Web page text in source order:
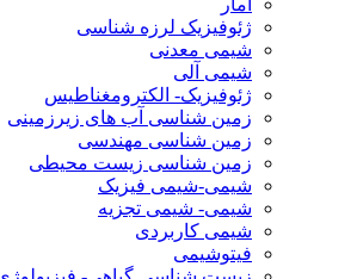
ژئوفیزیک لرزه شناسی
شیمی معدنی
شیمی آلی
ژئوفیزیک- الکترومغناطیس
زمین شناسی آب های زیرزمینی
زمین شناسی مهندسی
زمین شناسی زیست محیطی
شیمی-شیمی فیزیک
شیمی- شیمی تجزیه
شیمی کاربردی
فیتوشیمی